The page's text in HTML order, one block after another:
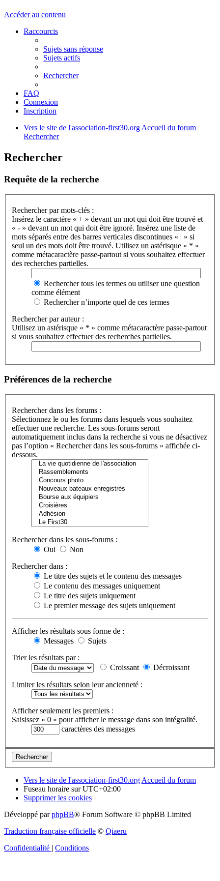
Accéder au contenu
Raccourcis
Sujets sans réponse
Sujets actifs
Rechercher
FAQ
Connexion
Inscription
Vers le site de l'association-first30.orgAccueil du forum
Rechercher
Rechercher
Requête de la recherche
Rechercher par mots-clés :
Insérez le caractère « + » devant un mot qui doit être trouvé et
« - » devant un mot qui doit être ignoré. Insérez une liste de
mots séparés entre des barres verticales discontinues « | » si
seul un des mots doit être trouvé. Utilisez un astérisque « * »
comme métacaractère passe-partout si vous souhaitez effectuer
des recherches partielles.
Rechercher tous les termes ou utiliser une question
comme élément
Rechercher n’importe quel de ces termes
Rechercher par auteur :
Utilisez un astérisque « * » comme métacaractère passe-partout
si vous souhaitez effectuer des recherches partielles.
Préférences de la recherche
Rechercher dans les forums :
Sélectionnez le ou les forums dans lesquels vous souhaitez
effectuer une recherche. Les sous-forums seront
automatiquement inclus dans la recherche si vous ne désactivez
pas l’option « Rechercher dans les sous-forums » affichée ci-
dessous.
Rechercher dans les sous-forums :
Oui
Non
Rechercher dans :
Le titre des sujets et le contenu des messages
Le contenu des messages uniquement
Le titre des sujets uniquement
Le premier message des sujets uniquement
Afficher les résultats sous forme de :
Messages
Sujets
Trier les résultats par :
Croissant
Décroissant
Limiter les résultats selon leur ancienneté :
Afficher seulement les premiers :
Saisissez « 0 » pour afficher le message dans son intégralité.
caractères des messages
Vers le site de l'association-first30.org Accueil du forum
Fuseau horaire surUTC+02:00
Supprimer les cookies
Développé parphpBB® Forum Software © phpBB Limited
Traduction française officielle © Qiaeru
Confidentialité | Conditions